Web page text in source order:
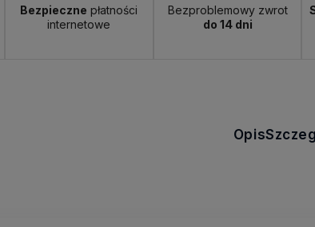
Bezpieczne płatności
internetowe
Bezproblemowy zwrot
do 14 dni
Opis